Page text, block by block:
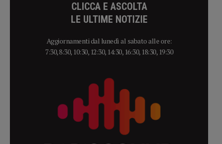
CLICCA E ASCOLTA
LE ULTIME NOTIZIE
Aggiornamenti dal lunedì al sabato alle ore:
7:30, 8:30, 10:30, 12:30, 14:30, 16:30, 18:30, 19:30